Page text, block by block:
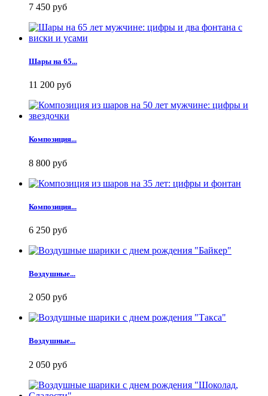
7 450 руб
Шары на 65...
11 200 руб
Композиция...
8 800 руб
Композиция...
6 250 руб
Воздушные...
2 050 руб
Воздушные...
2 050 руб